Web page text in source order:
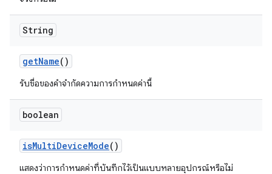
String
getName()
รับชื่อของคำจำกัดความการกำหนดค่านี้
boolean
isMultiDeviceMode()
แสดงว่าการกำหนดค่าที่บันทึกไว้เป็นแบบหลายอุปกรณ์หรือไม่